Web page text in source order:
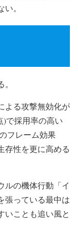
。
よる攻撃無効化が
)で採用率の高い
フレーム効果
存性を更に高める
ルの機体行動「イ
張っている最中は
いことも追い風と